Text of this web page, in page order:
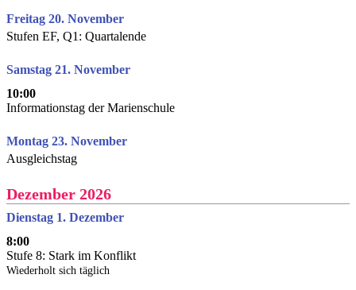
Freitag 20. November
Stufen EF, Q1: Quartalende
Samstag 21. November
10:00
Informationstag der Marienschule
Montag 23. November
Ausgleichstag
Dezember 2026
Dienstag 1. Dezember
8:00
Stufe 8: Stark im Konflikt
Wiederholt sich täglich